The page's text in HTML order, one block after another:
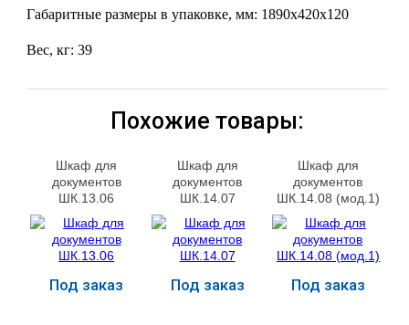
Габаритные размеры в упаковке, мм: 1890х420х120
Вес, кг: 39
Похожие товары:
Шкаф для
документов
ШК.13.06
Под заказ
Шкаф для
документов
ШК.14.07
Под заказ
Шкаф для
документов
ШК.14.08 (мод.1)
Под заказ